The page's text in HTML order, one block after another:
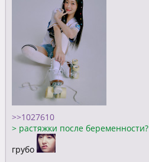
>>1027610
> растяжки после беременности?
грубо